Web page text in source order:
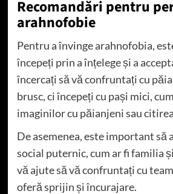
Recomandări pentru
arahnofobie
Pentru a învinge arahnofobia,
începeți prin a înțelege și a
încercați să vă confruntați cu
brusc, ci începeți cu pași mici,
imaginilor cu păianjeni sau
De asemenea, este important să
social puternic, cum ar fi familia
vă ajute să vă confruntați cu
oferă sprijin și încurajare.